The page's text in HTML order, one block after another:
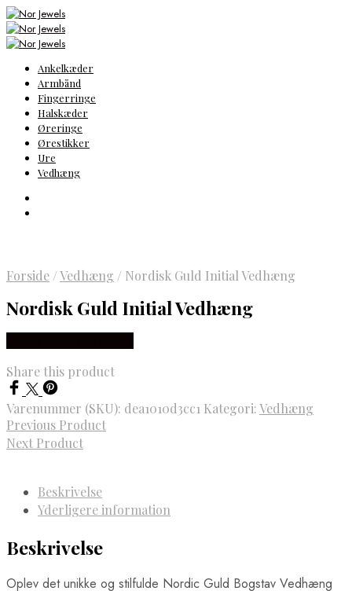
Ankelkæder
Armbånd
Fingerringe
Halskæder
Øreringe
Ørestikker
Ure
Vedhæng
Forside /Vedhæng / Nordisk Guld Initial Vedhæng
Nordisk Guld Initial Vedhæng
Share this product
Varenummer (SKU): dea1010d3cc1 Kategori:Vedhæng
Previous Product
Next Product
Beskrivelse
Yderligere information
Beskrivelse
Oplev det unikke og stilfulde Nordic Guld Bogstav Vedhæng